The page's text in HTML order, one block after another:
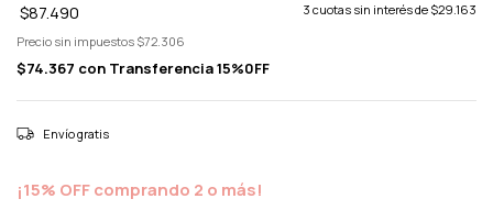
$87.490 3 cuotas sin interés de $29.163
Precio sin impuestos $72.306
$74.367 con Transferencia 15%0FF
Envío gratis
¡15% OFF comprando 2 o más!